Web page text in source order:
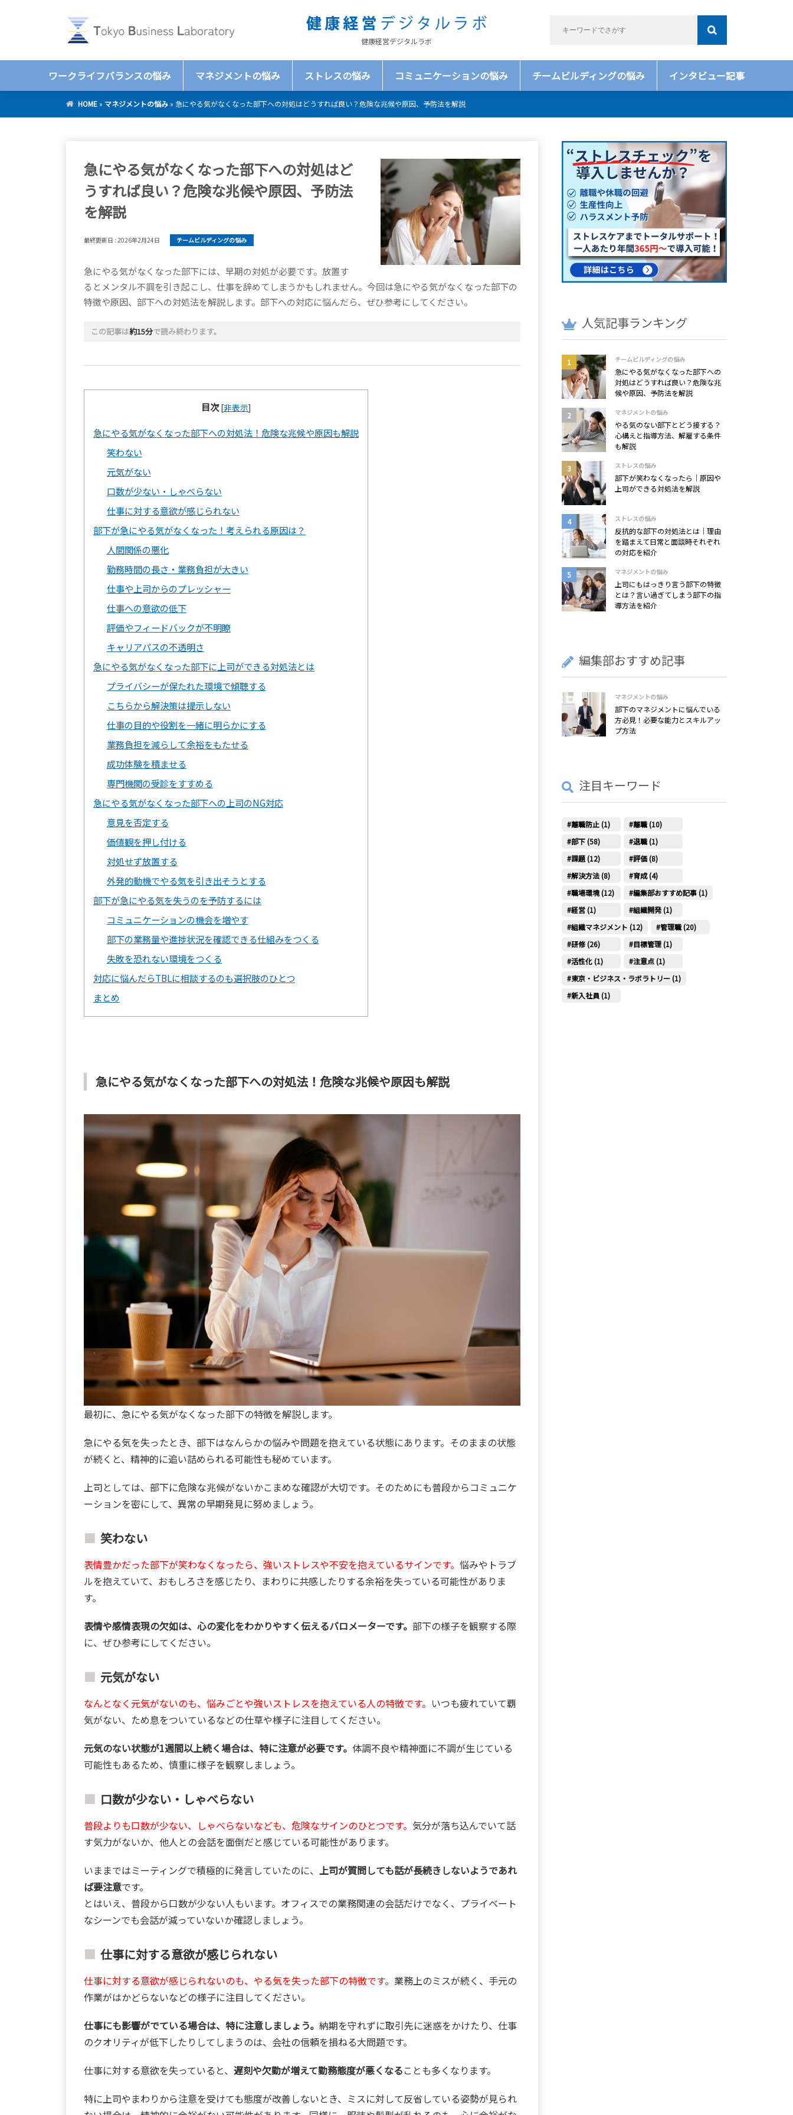
健康経営デジタルラボ
ワークライフバランスの悩み マネジメントの悩み ストレスの悩み コミュニケーションの悩み チームビルディングの悩み インタビュー記事
HOME» マネジメントの悩み» 急にやる気がなくなった部下への対処はどうすれば良い？危険な兆候や原因、予防法を解説
急にやる気がなくなった部下への対処はど
うすれば良い？危険な兆候や原因、予防法
を解説
最終更新日 : 2026年2月24日 チームビルディングの悩み
急にやる気がなくなった部下には、早期の対処が必要です。放置す
るとメンタル不調を引き起こし、仕事を辞めてしまうかもしれません。今回は急にやる気がなくなった部下の
特徴や原因、部下への対処法を解説します。部下への対応に悩んだら、ぜひ参考にしてください。
この記事は約15分で読み終わります。
目次 [非表示]
急にやる気がなくなった部下への対処法！危険な兆候や原因も解説
笑わない
元気がない
口数が少ない・しゃべらない
仕事に対する意欲が感じられない
部下が急にやる気がなくなった！考えられる原因は？
人間関係の悪化
勤務時間の長さ・業務負担が大きい
仕事や上司からのプレッシャー
仕事への意欲の低下
評価やフィードバックが不明瞭
キャリアパスの不透明さ
急にやる気がなくなった部下に上司ができる対処法とは
プライバシーが保たれた環境で傾聴する
こちらから解決策は提示しない
仕事の目的や役割を一緒に明らかにする
業務負担を減らして余裕をもたせる
成功体験を積ませる
専門機関の受診をすすめる
急にやる気がなくなった部下への上司のNG対応
意見を否定する
価値観を押し付ける
対処せず放置する
外発的動機でやる気を引き出そうとする
部下が急にやる気を失うのを予防するには
コミュニケーションの機会を増やす
部下の業務量や進捗状況を確認できる仕組みをつくる
失敗を恐れない環境をつくる
対応に悩んだらTBLに相談するのも選択肢のひとつ
まとめ
急にやる気がなくなった部下への対処法！危険な兆候や原因も解説
最初に、急にやる気がなくなった部下の特徴を解説します。
急にやる気を失ったとき、部下はなんらかの悩みや問題を抱えている状態にあります。そのままの状態
が続くと、精神的に追い詰められる可能性も秘めています。
上司としては、部下に危険な兆候がないかこまめな確認が大切です。そのためにも普段からコミュニケ
ーションを密にして、異常の早期発見に努めましょう。
笑わない
表情豊かだった部下が笑わなくなったら、強いストレスや不安を抱えているサインです。 悩みやトラブ
ルを抱えていて、おもしろさを感じたり、まわりに共感したりする余裕を失っている可能性がありま
す。
表情や感情表現の欠如は、心の変化をわかりやすく伝えるバロメーターです。 部下の様子を観察する際
に、ぜひ参考にしてください。
元気がない
なんとなく元気がないのも、悩みごとや強いストレスを抱えている人の特徴です。 いつも疲れていて覇
気がない、ため息をついているなどの仕草や様子に注目してください。
元気のない状態が1週間以上続く場合は、特に注意が必要です。 体調不良や精神面に不調が生じている
可能性もあるため、慎重に様子を観察しましょう。
口数が少ない・しゃべらない
普段よりも口数が少ない、しゃべらないなども、危険なサインのひとつです。 気分が落ち込んでいて話
す気力がないか、他人との会話を面倒だと感じている可能性があります。
いままではミーティングで積極的に発言していたのに、 上司が質問しても話が長続きしないようであれ
ば要注意です。
とはいえ、普段から口数が少ない人もいます。オフィスでの業務関連の会話だけでなく、プライベート
なシーンでも会話が減っていないか確認しましょう。
仕事に対する意欲が感じられない
仕事に対する意欲が感じられないのも、やる気を失った部下の特徴です。 業務上のミスが続く、手元の
作業がはかどらないなどの様子に注目してください。
仕事にも影響がでている場合は、特に注意しましょう。 納期を守れずに取引先に迷惑をかけたり、仕事
のクオリティが低下したりしてしまうのは、会社の信頼を損ねる大問題です。
仕事に対する意欲を失っていると、 遅刻や欠勤が増えて勤務態度が悪くなることも多くなります。
特に上司やまわりから注意を受けても態度が改善しないとき、ミスに対して反省している姿勢が見られ
人気記事ランキング
チームビルディングの悩み
急にやる気がなくなった部下への
対処はどうすれば良い？危険な兆
候や原因、予防法を解説
マネジメントの悩み
やる気のない部下とどう接する？
心構えと指導方法、解雇する条件
も解説
ストレスの悩み
部下が笑わなくなったら｜原因や
上司ができる対処法を解説
ストレスの悩み
反抗的な部下の対処法とは｜理由
を踏まえて日常と面談時それぞれ
の対応を紹介
マネジメントの悩み
上司にもはっきり言う部下の特徴
とは？言い過ぎてしまう部下の指
導方法を紹介
編集部おすすめ記事
マネジメントの悩み
部下のマネジメントに悩んでいる
方必見！必要な能力とスキルアッ
プ方法
注目キーワード
離職防止 (1)
離職 (10)
部下 (58)
退職 (1)
課題 (12)
評価 (8)
解決方法 (8)
育成 (4)
職場環境 (12)
編集部おすすめ記事 (1)
経営 (1)
組織開発 (1)
組織マネジメント (12)
管理職 (20)
研修 (26)
目標管理 (1)
活性化 (1)
注意点 (1)
東京・ビジネス・ラボラトリー (1)
新入社員 (1)